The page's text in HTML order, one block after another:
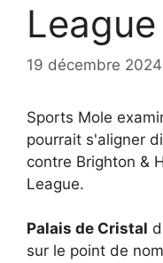
League
19 décembre 2024
Sports Mole
pourrait s'aligner
contre Brighton &
League.
Palais de Cristal
sur le point de